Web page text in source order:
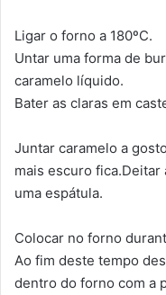
Ligar o forno a 180ºC.
Untar uma forma de
caramelo líquido.
Bater as claras em
Juntar caramelo a
mais escuro fica.Deitar
uma espátula.
Colocar no forno
Ao fim deste tempo
dentro do forno com a